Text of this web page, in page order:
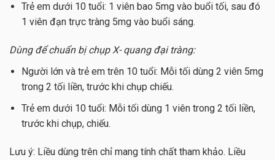
Trẻ em dưới 10 tuổi: 1 viên bao 5mg vào buổi tối, sau đó
1 viên đạn trực tràng 5mg vào buổi sáng.
Dùng để chuẩn bị chụp X- quang đại tràng:
Người lớn và trẻ em trên 10 tuổi: Mỗi tối dùng 2 viên 5mg
trong 2 tối liền, trước khi chụp chiếu.
Trẻ em dưới 10 tuổi: Mỗi tối dùng 1 viên trong 2 tối liền,
trước khi chụp, chiếu.
Lưu ý: Liều dùng trên chỉ mang tính chất tham khảo. Liều